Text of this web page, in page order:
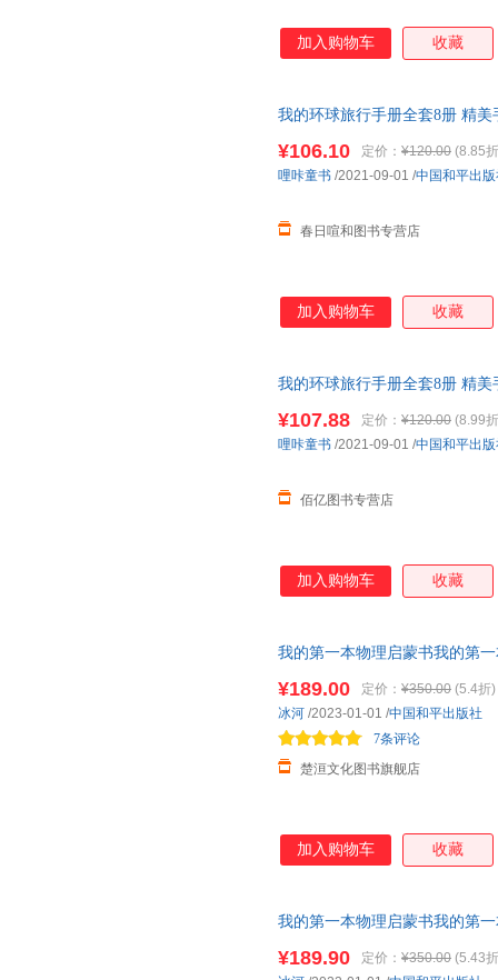
加入购物车 收藏
我的环球旅行手册全套8册 精
当客服
¥106.10 定价： ¥120.00 (8.85
春日喧和图书专营店
哩咔童书 /2021-09-01 /中国和平出
加入购物车 收藏
我的环球旅行手册全套8册 精
请放心下单，本店所有商品均
¥107.88 定价： ¥120.00 (8.99
佰亿图书专营店
哩咔童书 /2021-09-01 /中国和平出
加入购物车 收藏
我的第一本物理启蒙书我的第
¥189.00 定价： ¥350.00 (5.4折)
楚洹文化图书旗舰店
7条评论
冰河 /2023-01-01 /中国和平出版社
加入购物车 收藏
我的第一本物理启蒙书我的第
¥189.90 定价： ¥350.00 (5.43